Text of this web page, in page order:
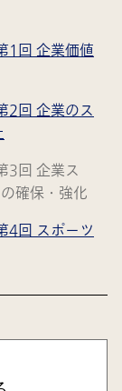
1回 企業価値
2回 企業のス
3回 企業ス
確保・強化
4回 スポーツ